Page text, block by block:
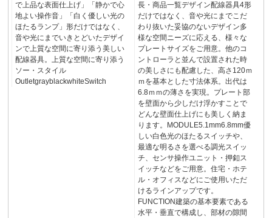
で上品な表面仕上げ」「静かで心
地よい操作音」「白く優しい光の
ほたるランプ」形だけではなく、
音や光にまでいきとどいたデザイ
ンで上質な空間に寄り添う美しい
配線器具。上質な空間に寄り添う
ソー・スタイル
OutletgrayblackwhiteSwitch
長・商品一覧デザイン配線器具4形
だけではなく、音や光にまでこだ
わり抜いた妥協のないデザイン多
様な空間ニーズに応える、様々な
プレートサイズをご用意。他のコ
ントローラと並んで設置された時
の美しさにも配慮した、高さ120ｍ
ｍを基本とした寸法体系。出代は
6.8ｍｍの薄さを実現。プレート部
を壁面から少しだけ浮かすことで
どんな壁面仕上げにも美しく納ま
ります。MODULE5.1mm6.8mm優
しい白色光のほたるスイッチや、
最適な明るさを選べる調光スイッ
チ、センサ操作ユニット・押釦ス
イッチなどをご用意。住宅・ホテ
ル・オフィスなどにご使用いただ
けるラインアップです。
FUNCTION建築の基本要素である
水平・垂直で構成し、部材の隙間